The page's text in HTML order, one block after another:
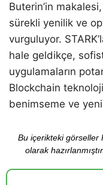
Buterin’in
sürekli yenilik ve
vurguluyor.
hale geldikçe,
uygulamaların
Blockchain
benimseme ve yeni
Bu içerikteki görseller
olarak